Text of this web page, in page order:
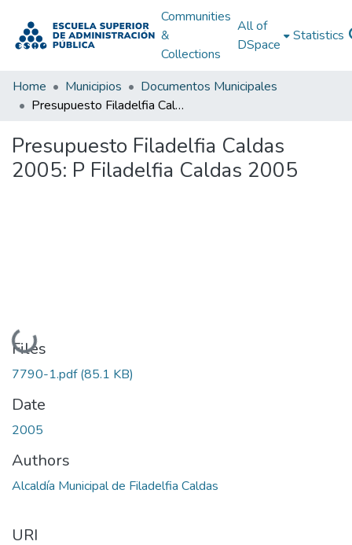
Communities
&
Collections
All of
DSpace
Statistics
Home Municipios
Documentos Municipales
Presupuesto Filadelfia Caldas 2005: P Filadelfia Caldas 2005
Presupuesto Filadelfia Caldas
2005: P Filadelfia Caldas 2005
Loading...
Files
7790-1.pdf(85.1 KB)
Date
2005
Authors
Alcaldía Municipal de Filadelfia Caldas
URI